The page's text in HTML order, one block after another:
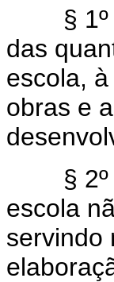
§ 1º O
das
escola,
obras e
§ 2º A
escola
servindo